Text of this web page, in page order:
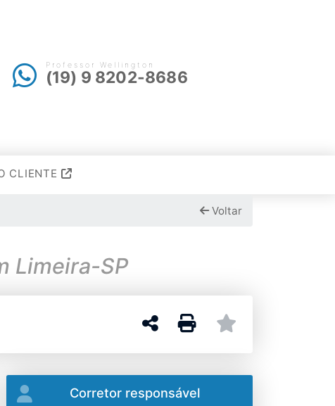
Professor Wellington
(19) 9 8202-8686
CLIENTE
Voltar
Limeira-SP
Corretor responsável